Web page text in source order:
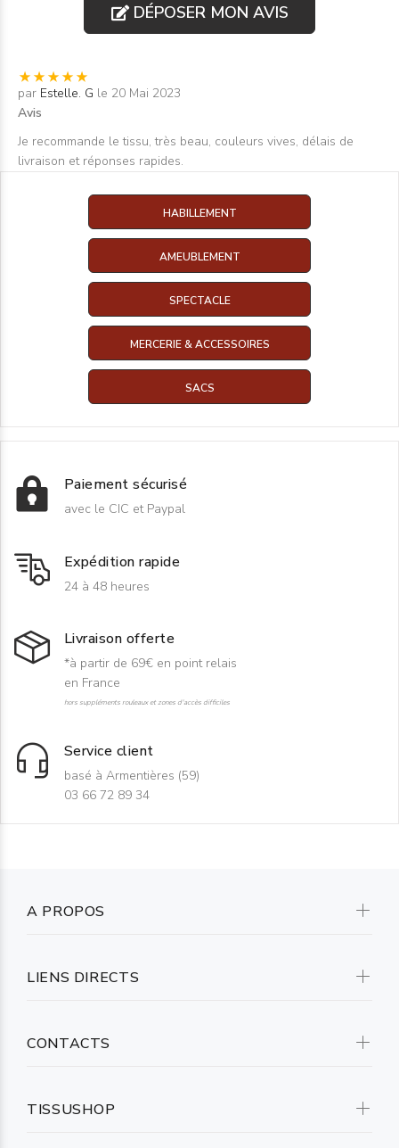
DÉPOSER MON AVIS
par Estelle. G le 20 Mai 2023
Avis
Je recommande le tissu, très beau, couleurs vives, délais de
livraison et réponses rapides.
HABILLEMENT
AMEUBLEMENT
SPECTACLE
MERCERIE & ACCESSOIRES
SACS
Paiement sécurisé
avec le CIC et Paypal
Expédition rapide
24 à 48 heures
Livraison offerte
*à partir de 69€ en point relais
en France
hors suppléments rouleaux et zones d'accès difficiles
Service client
basé à Armentières (59)
03 66 72 89 34
A PROPOS
LIENS DIRECTS
CONTACTS
TISSUSHOP